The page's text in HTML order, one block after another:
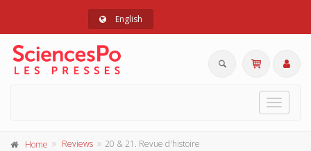
English
Toggle
Home Reviews 20 & 21. Revue d'histoire